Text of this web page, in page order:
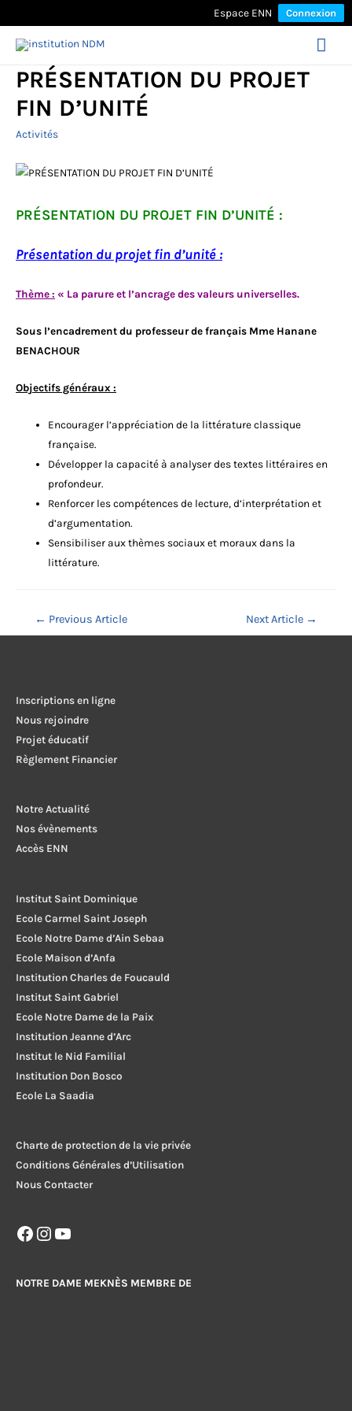
Espace ENN Connexion
PRÉSENTATION DU PROJET
FIN D’UNITÉ
Activités
PRÉSENTATION DU PROJET FIN D’UNITÉ :
Présentation du projet fin d’unité :
Thème : « La parure et l’ancrage des valeurs universelles.
Sous l’encadrement du professeur de français Mme Hanane
BENACHOUR
Objectifs généraux :
Encourager l’appréciation de la littérature classique
française.
Développer la capacité à analyser des textes littéraires en
profondeur.
Renforcer les compétences de lecture, d’interprétation et
d’argumentation.
Sensibiliser aux thèmes sociaux et moraux dans la
littérature.
Navigation
de
← Previous Article Next Article →
Inscriptions en ligne
Nous rejoindre
Projet éducatif
Règlement Financier
Notre Actualité
Nos évènements
Accès ENN
Institut Saint Dominique
Ecole Carmel Saint Joseph
Ecole Notre Dame d’Ain Sebaa
Ecole Maison d’Anfa
Institution Charles de Foucauld
Institut Saint Gabriel
Ecole Notre Dame de la Paix
Institution Jeanne d’Arc
Institut le Nid Familial
Institution Don Bosco
Ecole La Saadia
Charte de protection de la vie privée
Conditions Générales d’Utilisation
Nous Contacter
Facebook
Instagram
YouTube
NOTRE DAME MEKNÈS MEMBRE DE